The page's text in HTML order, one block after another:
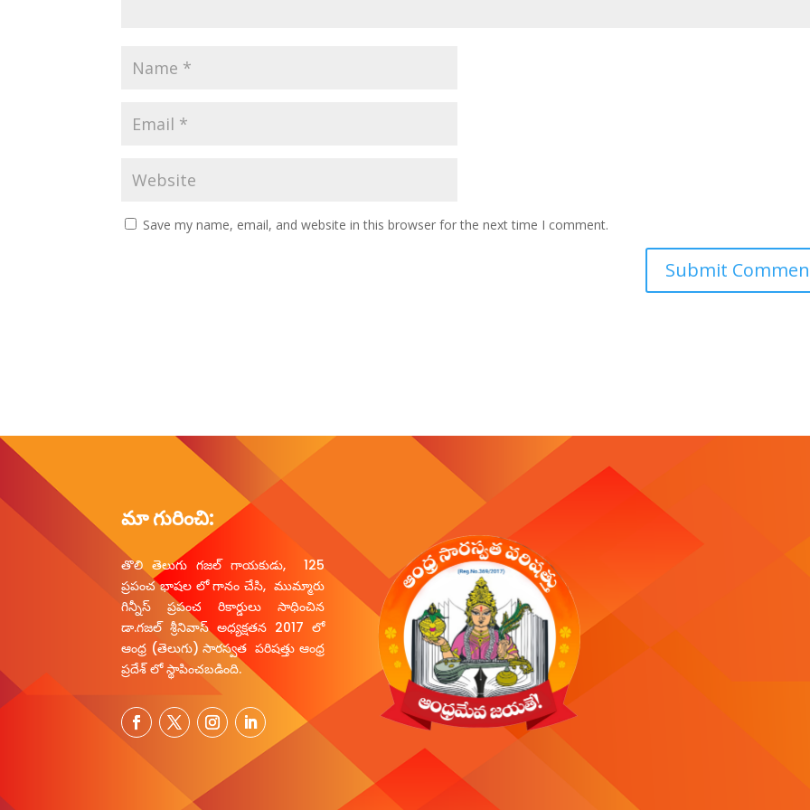
Save my name, email, and website in this browser for the next time I comment.
మా గురించి:
తొలి తెలుగు గజల్ గాయకుడు, 125
ప్రపంచ భాషల లో గానం చేసి, ముమ్మారు
గిన్నీస్ ప్రపంచ రికార్డులు సాధించిన
డా.గజల్ శ్రీనివాస్ అధ్యక్షతన 2017 లో
ఆంధ్ర (తెలుగు) సారస్వత పరిషత్తు ఆంధ్ర
ప్రదేశ్ లో స్థాపించబడింది.